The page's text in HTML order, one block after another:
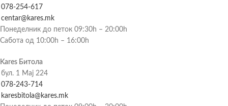
078-254-617
centar@kares.mk
Понеделник до петок 09:30h – 20:00h
Сабота од 10:00h – 16:00h
Kares Битола
бул. 1 Мај 224
078-243-714
karesbitola@kares.mk